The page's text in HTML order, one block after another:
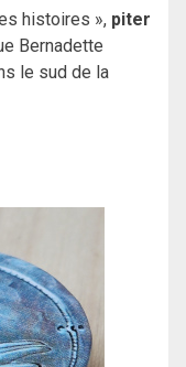
histoires », piter
Bernadette
le sud de la